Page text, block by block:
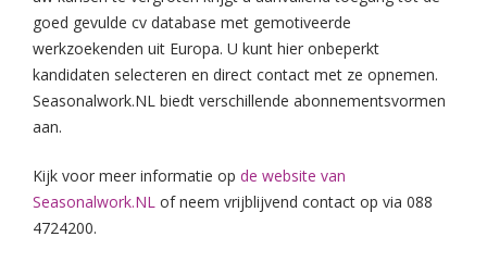
goed gevulde cv database met gemotiveerde
werkzoekenden uit Europa. U kunt hier onbeperkt
kandidaten selecteren en direct contact met ze opnemen.
Seasonalwork.NL biedt verschillende abonnementsvormen
aan.
Kijk voor meer informatie op de website van
Seasonalwork.NL of neem vrijblijvend contact op via 088
4724200.